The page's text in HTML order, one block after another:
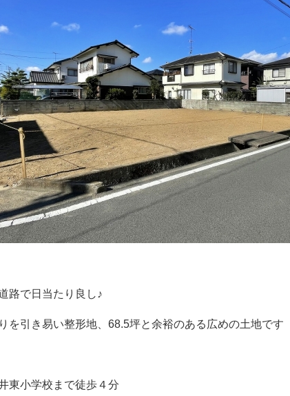
路で日当たり良し♪
を引き易い整形地、68.5坪と余裕のある広めの土地です
東小学校まで徒歩４分